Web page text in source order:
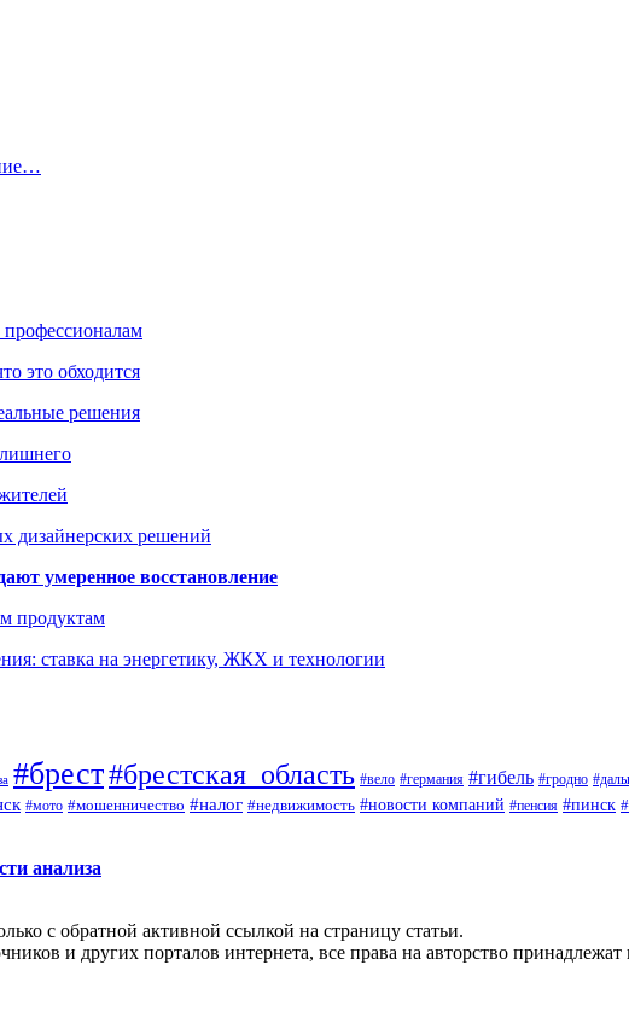
это обходится
решения
дизайнерских решений
умеренное восстановление
продуктам
ставка на энергетику, ЖКХ и технологии
#брест#брестская_область #вело #германия #гибель #гродно
#мото #мошенничество #налог #недвижимость #новости компаний #пенсия #пинск
анализа
с обратной активной ссылкой на страницу статьи.
и других порталов интернета, все права на авторство